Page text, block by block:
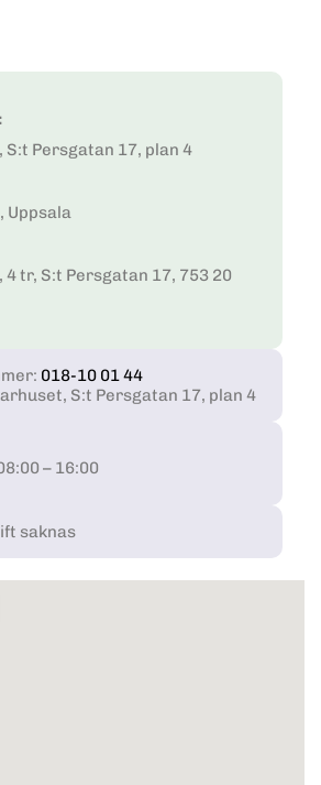
S:t Persgatan 17, plan 4
Uppsala
tr, S:t Persgatan 17, 753 20
018-10 01 44
S:t Persgatan 17, plan 4
– 16:00
saknas